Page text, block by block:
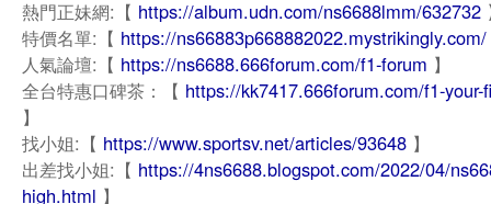
熱門正妹網:【 https://album.udn.com/ns6688lmm/632732
特價名單:【 https://ns66883p668882022.mystrikingly.com/
人氣論壇:【 https://ns6688.666forum.com/f1-forum 】
全台特惠口碑茶：【 https://kk7417.666forum.com/f1-your-
】
找小姐:【 https://www.sportsv.net/articles/93648 】
出差找小姐:【 https://4ns6688.blogspot.com/2022/04/
high.html 】